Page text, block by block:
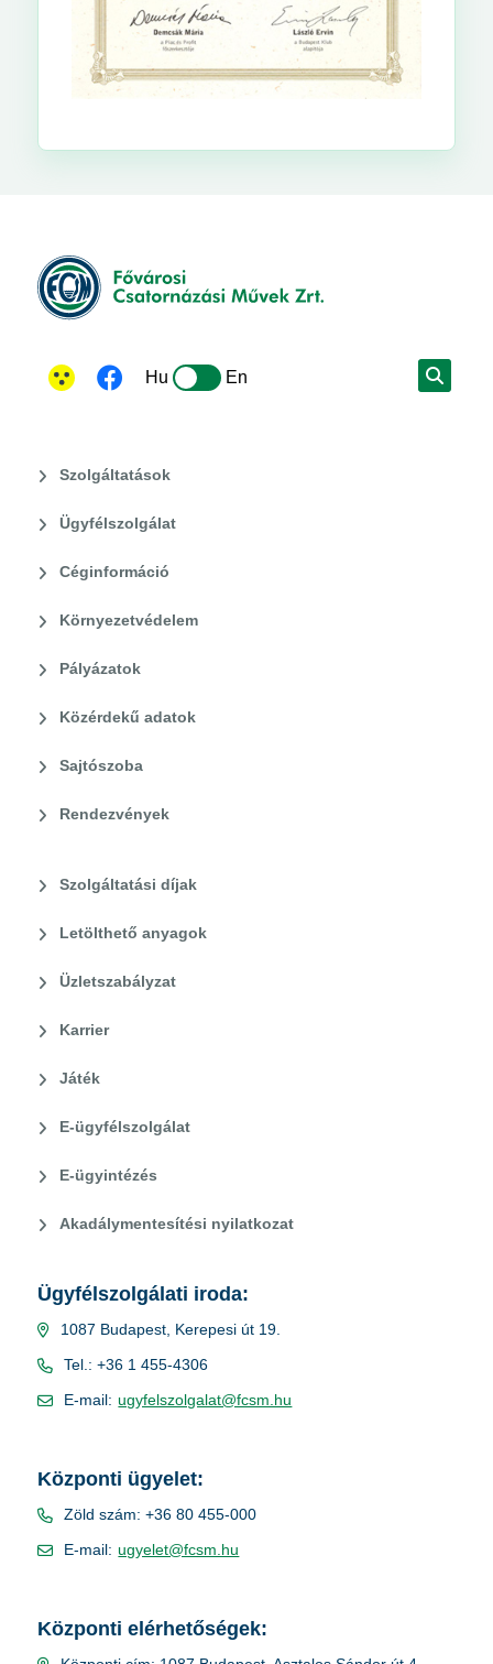
Hu En
Szolgáltatások
Ügyfélszolgálat
Céginformáció
Környezetvédelem
Pályázatok
Közérdekű adatok
Sajtószoba
Rendezvények
Szolgáltatási díjak
Letölthető anyagok
Üzletszabályzat
Karrier
Játék
E-ügyfélszolgálat
E-ügyintézés
Akadálymentesítési nyilatkozat
Ügyfélszolgálati iroda:
1087 Budapest, Kerepesi út 19.
Tel.: +36 1 455-4306
E-mail: ugyfelszolgalat@fcsm.hu
Központi ügyelet:
Zöld szám: +36 80 455-000
E-mail: ugyelet@fcsm.hu
Központi elérhetőségek: